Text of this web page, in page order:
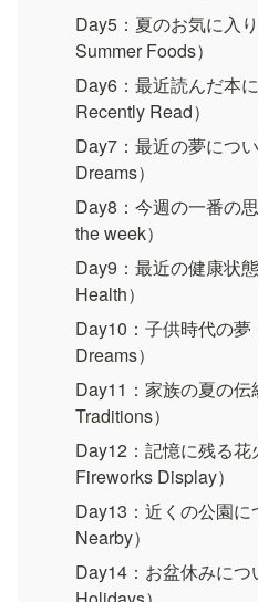
Day5：夏のお気に入
Summer Foods）
Day6：最近読んだ本
Recently Read）
Day7：最近の夢につ
Dreams）
Day8：今週の一番の
the week）
Day9：最近の健康状
Health）
Day10：子供時代の
Dreams）
Day11：家族の夏の
Traditions）
Day12：記憶に残る
Fireworks Display）
Day13：近くの公園
Nearby）
Day14：お盆休みに